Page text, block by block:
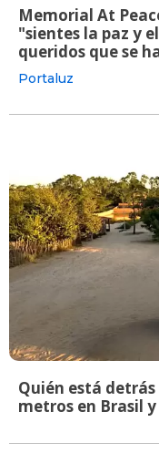
Memorial At
"sientes la paz y
queridos que se
Portaluz
Quién está
metros en Brasil